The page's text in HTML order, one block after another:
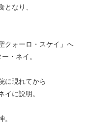
なり、
クォーロ・スケイ」へ
・ネイ。
に現れてから
に説明。